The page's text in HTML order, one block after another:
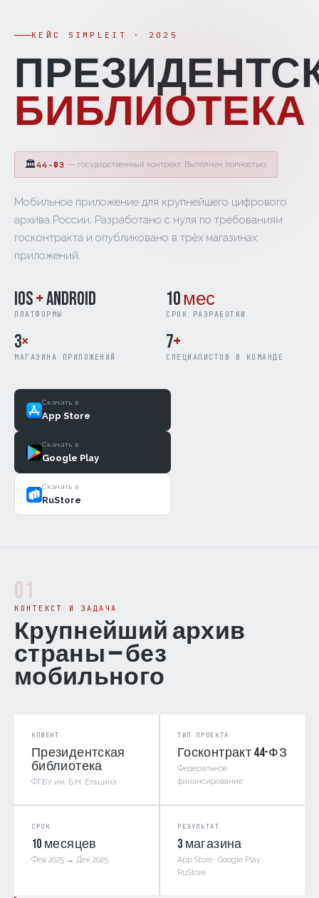
КЕЙС SIMPLEIT · 2025
БИБЛИОТЕКА
🏛44-ФЗ — государственный контракт. Выполнен полностью.
Мобильное приложение для крупнейшего цифрового
архива России. Разработано с нуля по требованиям
госконтракта и опубликовано в трёх магазинах
приложений.
iOS+Android
ПЛАТФОРМЫ
10мес
СРОК РАЗРАБОТКИ
3×
МАГАЗИНА ПРИЛОЖЕНИЙ
7+
СПЕЦИАЛИСТОВ В КОМАНДЕ
Скачать в
App Store
Скачать в
Google Play
Скачать в
RuStore
01
КОНТЕКСТ И ЗАДАЧА
Крупнейший архив
страны — без
мобильного
КЛИЕНТ
Президентская
библиотека
ФГБУ им. Б.Н. Ельцина
ТИП ПРОЕКТА
Госконтракт 44-ФЗ
Федеральное
финансирование
СРОК
10 месяцев
Фев 2025 → Дек 2025
РЕЗУЛЬТАТ
3 магазина
App Store · Google Play ·
RuStore